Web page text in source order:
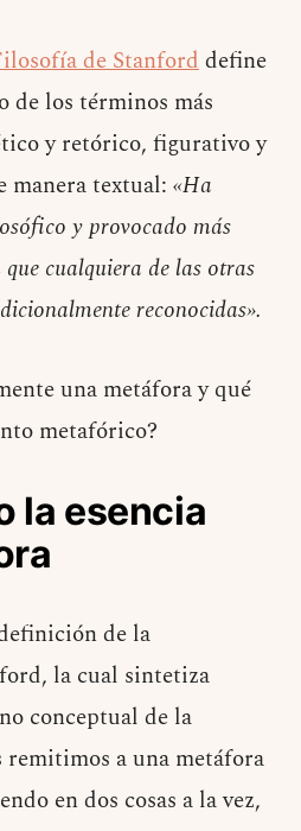
de Stanforddefine
de los términos más
y retórico, figurativo y
textual: «Ha
y provocado más
cualquiera de las otras
reconocidas».
una metáfora y qué
metafórico?
la esencia
de la
la cual sintetiza
conceptual de la
remitimos a una metáfora
en dos cosas a la vez,